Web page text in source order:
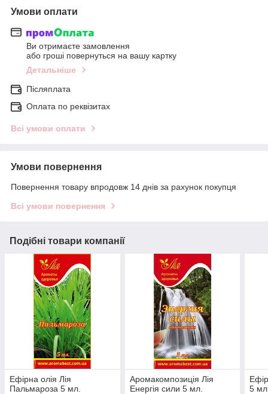
Умови оплати
Ви отримаєте замовлення
або гроші повернуться на вашу картку
Детальніше
Післяплата
Оплата по реквізитах
Всі умови оплати
Умови повернення
Повернення товару впродовж 14 днів за рахунок покупця
Всі умови повернення
Подібні товари компанії
Ефірна олія Лія
Пальмароза 5 мл.
Аромакомпозиція Лія
Енергія сили 5 мл.
5